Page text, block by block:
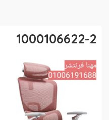
1000106622-2